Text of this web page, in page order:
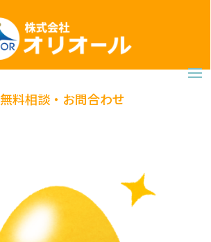
無料相談・お問合わせ